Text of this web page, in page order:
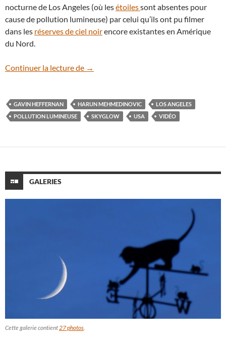
nocturne de Los Angeles (où lesétoilessont absentes pour
cause de pollution lumineuse) par celui qu’ils ont pu filmer
dans les réserves de ciel noirencore existantes en Amérique
du Nord.
Continuer la lecture de En vidéo : l’improbable ciel étoilé de Los
→
GAVIN HEFFERNAN HARUN MEHMEDINOVIC
LOS ANGELES
POLLUTION LUMINEUSE
SKYGLOW USA VIDÉO
GALERIES
Cette galerie contient 27 photos